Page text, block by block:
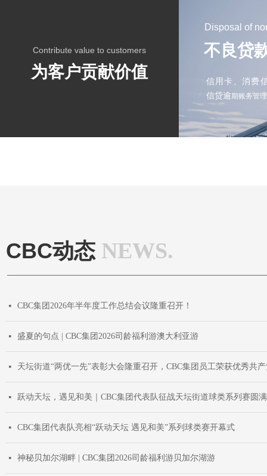
为客户贡献价值
Contribute value to customers 不良贷
Disposal of
信用卡、消费
信贷逾期账务管理
CBC动态 NEWS.
넷 CBC集团2026年半年度工作总结会议隆重召开！
넷 盛夏的句点 | CBC集团2026司龄福利游澳大利亚游
넷 天坛街道“两优一先”表彰大会隆重召开，CBC集团员工荣获优秀共
넷 跃动天坛，遇见和美｜CBC集团代表队征战天坛街道球类系列赛圆
넷 CBC集团代表队亮相“跃动天坛 遇见和美”系列球类赛开幕式
넷 神秘贝加尔湖畔 | CBC集团2026司龄福利游贝加尔湖游